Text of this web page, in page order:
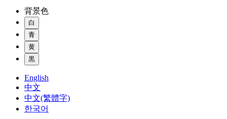
背景色
白
青
黄
黒
English
中文
中文(繁體字)
한국어